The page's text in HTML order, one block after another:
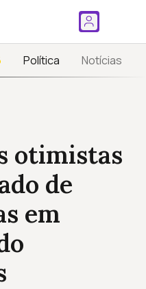
Política Notícias
otimistas
de
em